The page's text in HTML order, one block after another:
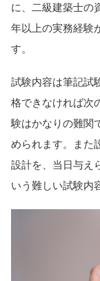
に、二級建築士の
年以上の実務経験
す。
試験内容は筆記試
格できなければ次
験はかなりの難関
められます。また
設計を、当日与え
いう難しい試験内